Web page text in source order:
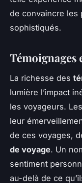
de convaincre les
sophistiqués.
Témoignages
La richesse des
lumière l’impact
les voyageurs.
leur
de ces voyages,
de voyage. Un
sentiment
au-delà de ce